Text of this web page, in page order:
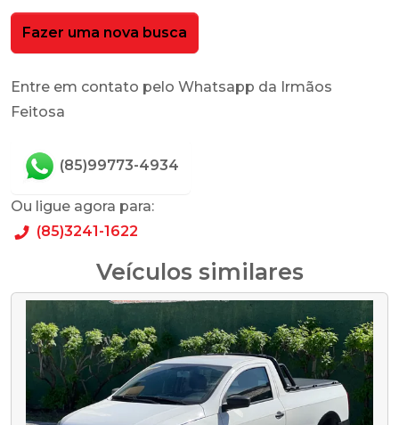
Fazer uma nova busca
Entre em contato pelo Whatsapp da Irmãos
Feitosa
(85)99773-4934
Ou ligue agora para:
(85)3241-1622
Veículos similares